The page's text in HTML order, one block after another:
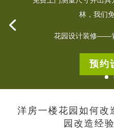
林，我们
花园设计装修——
预约
洋房一楼花园如何改
园改造经